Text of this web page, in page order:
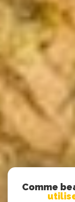
Comme